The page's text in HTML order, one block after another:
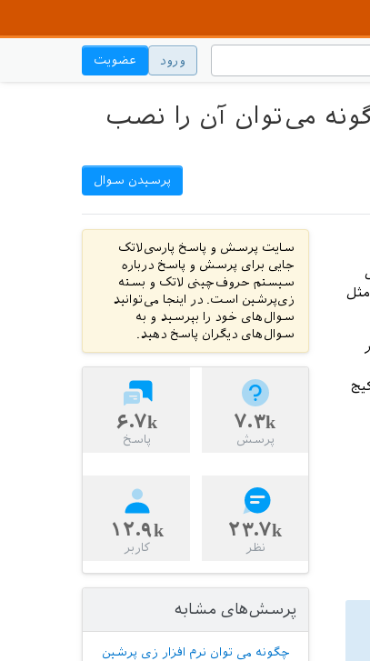
ورود عضویت
می‌توان آن را نصب
پرسیدن سوال
سایت پرسش و پاسخ پارسی‌لاتک
جایی برای پرسش و پاسخ درباره
سیستم حروف‌چینی لاتک و بسته
زی‌پرشین است. در اینجا می‌توانید
سوال‌های خود را بپرسید و به
سوال‌های دیگران پاسخ دهید.
۷.۳k
پرسش
۶.۷k
پاسخ
۲۳.۷k
نظر
۱۲.۹k
کاربر
پرسش‌های مشابه
چگونه می توان نرم افزار زی پرشین